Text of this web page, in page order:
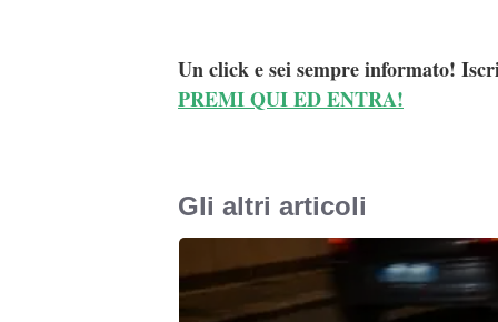
Un click e sei sempre informato!
PREMI QUI ED ENTRA!
Gli altri articoli